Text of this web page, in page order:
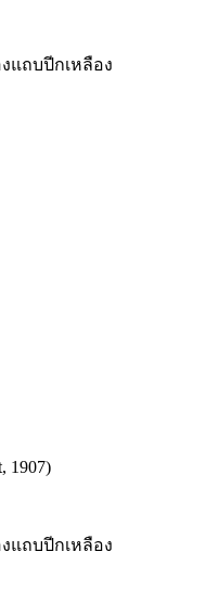
แถบปีกเหลือง
1907)
แถบปีกเหลือง